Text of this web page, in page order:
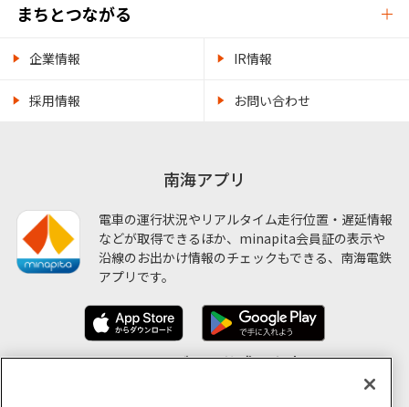
まちとつながる
企業情報 IR情報
採用情報 お問い合わせ
南海アプリ
電車の運行状況やリアルタイム走行位置・遅延情報
などが取得できるほか、minapita会員証の表示や
沿線のお出かけ情報のチェックもできる、南海電鉄
アプリです。
ソーシャルメディア公式アカウント